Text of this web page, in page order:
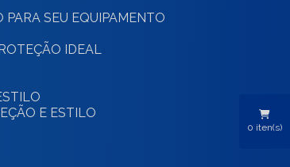
PARA SEU EQUIPAMENTO
IDEAL
E ESTILO
0 iten(s)